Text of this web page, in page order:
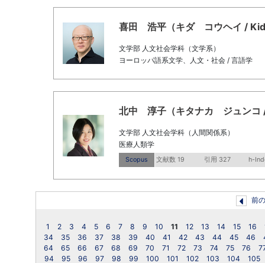
喜田 浩平（キダ コウヘイ /
文学部 人文社会学科（文学系）
ヨーロッパ語系文学、人文・社会 / 言語学
北中 淳子（キタナカ ジュンコ
文学部 人文社会学科（人間関係系）
医療人類学
Scopus 文献数 19 引用 327 h-
前
1 2 3 4 5 6 7 8 9 10 11 12 13 14 15 16
34
35 36 37 38 39 40 41 42 43 44 45 46
64
65 66 67 68 69 70 71 72 73 74 75 76
94
95 96 97 98 99 100 101 102 103 104
105